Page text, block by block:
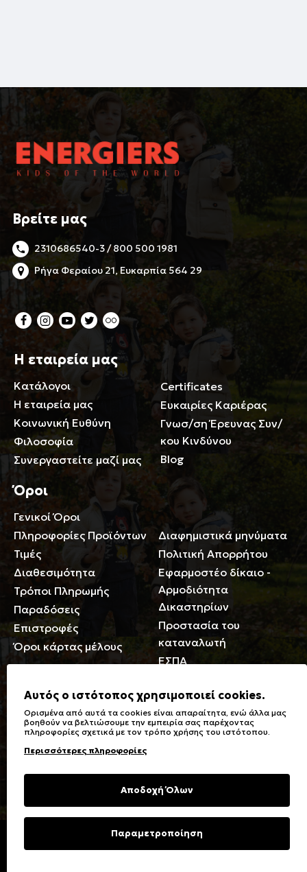
Βρείτε μας
2310686540-3 / 800 500 1981
Ρήγα Φεραίου 21, Ευκαρπία 564 29
Η εταιρεία μας
Κατάλογοι
Η εταιρεία μας
Κοινωνική Ευθύνη
Φιλοσοφία
Συνεργαστείτε μαζί μας
Certificates
Ευκαιρίες Καριέρας
Γνωσ/ση Έρευνας Συν/
κου Κινδύνου
Blog
Όροι
Γενικοί Όροι
Πληροφορίες Προϊόντων
Τιμές
Διαθεσιμότητα
Τρόποι Πληρωμής
Παραδόσεις
Επιστροφές
Όροι κάρτας μέλους
Περιορισμοί ευθύνης
Διαφημιστικά μηνύματα
Πολιτική Απορρήτου
Εφαρμοστέο δίκαιο -
Αρμοδιότητα
Δικαστηρίων
Προστασία του
καταναλωτή
ΕΣΠΑ
Γενικά
Καταστήματα
Ειδικές Εκπτώσεις ΑμΕΑ
Δωροκάρτες
Συχνές Ερωτήσεις
Φροντίδα Ρούχων
Σύμβολα πλύσης,
σιδερώματος
υφασμάτων
Επικοινωνία
Copyright © 2023 Energiers.gr
Αυτός ο ιστότοπος χρησιμοποιεί cookies.
Ορισμένα από αυτά τα cookies είναι απαραίτητα, ενώ άλλα μας
βοηθούν να βελτιώσουμε την εμπειρία σας παρέχοντας
πληροφορίες σχετικά με τον τρόπο χρήσης του ιστότοπου.
Περισσότερες πληροφορίες
Αποδοχή Όλων
Παραμετροποίηση